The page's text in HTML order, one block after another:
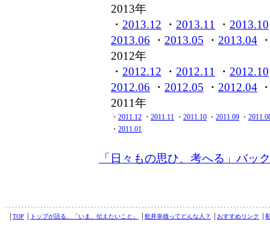
2013年
・ 2013.12 ・ 2013.11 ・ 2013.10
2013.06 ・ 2013.05 ・ 2013.04
2012年
・ 2012.12 ・ 2012.11 ・ 2012.10
2012.06 ・ 2012.05 ・ 2012.04
2011年
・ 2011.12 ・ 2011.11 ・ 2011.10 ・ 2011.09 ・
・ 2011.01
「日々もの思ひ、考へる」バッ
TOP トップが語る、「いま、伝えたいこと」 舩井幸雄ってどんな人？ おすすめリンク